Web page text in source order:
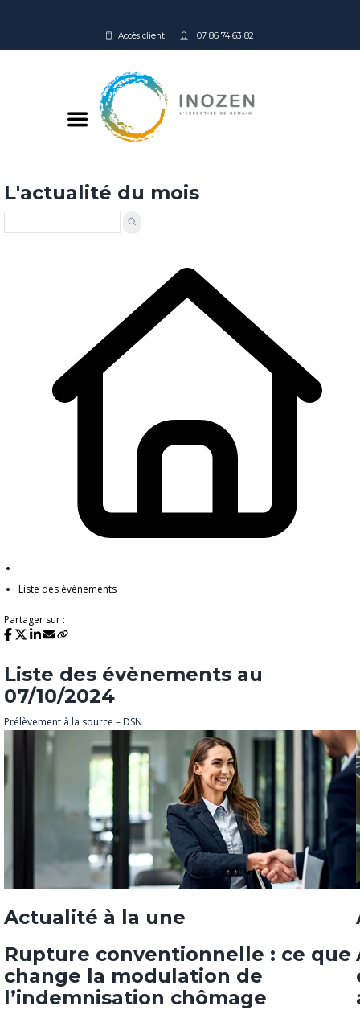
Accès client 07 86 74 63 82
L'actualité du mois
Liste des évènements
Partager sur :
Liste des évènements au
07/10/2024
Prélèvement à la source – DSN
Actualité à la une
Rupture conventionnelle : ce que
change la modulation de
l’indemnisation chômage